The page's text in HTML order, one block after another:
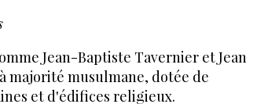
Jean-Baptiste Tavernier et Jean
majorité musulmane, dotée de
et d'édifices religieux.